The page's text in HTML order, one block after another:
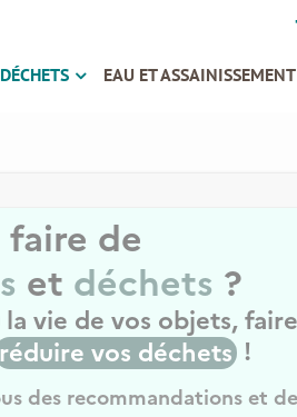
DÉCHETS EAU ET ASSAINISSEMENT